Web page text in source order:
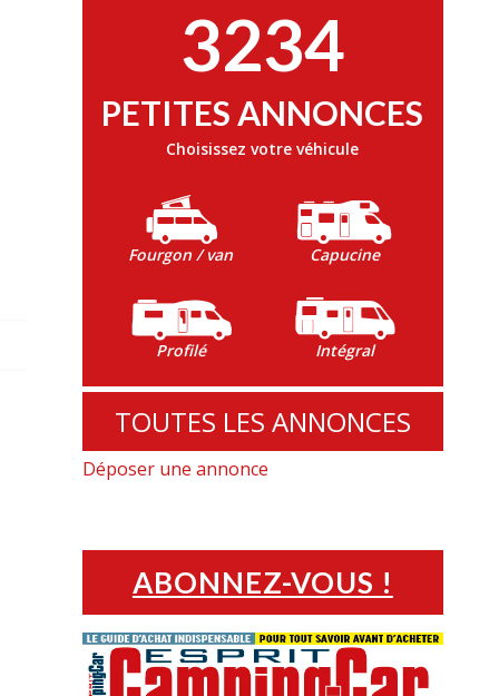
3234
PETITES ANNONCES
Choisissez votre véhicule
Fourgon / van Capucine
Profilé Intégral
TOUTES LES ANNONCES
Déposer une annonce
ABONNEZ-VOUS !